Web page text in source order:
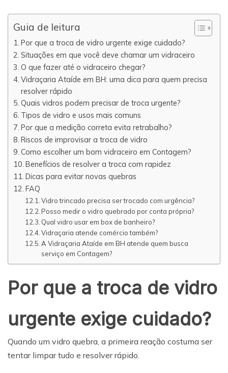
Guia de leitura
Por que a troca de vidro urgente exige cuidado?
Situações em que você deve chamar um vidraceiro
O que fazer até o vidraceiro chegar?
Vidraçaria Ataíde em BH: uma dica para quem precisa
resolver rápido
Quais vidros podem precisar de troca urgente?
Tipos de vidro e usos mais comuns
Por que a medição correta evita retrabalho?
Riscos de improvisar a troca de vidro
Como escolher um bom vidraceiro em Contagem?
Benefícios de resolver a troca com rapidez
Dicas para evitar novas quebras
FAQ
Vidro trincado precisa ser trocado com urgência?
Posso medir o vidro quebrado por conta própria?
Qual vidro usar em box de banheiro?
Vidraçaria atende comércio também?
A Vidraçaria Ataíde em BH atende quem busca
serviço em Contagem?
Por que a troca de vidro
urgente exige cuidado?
Quando um vidro quebra, a primeira reação costuma ser
tentar limpar tudo e resolver rápido.